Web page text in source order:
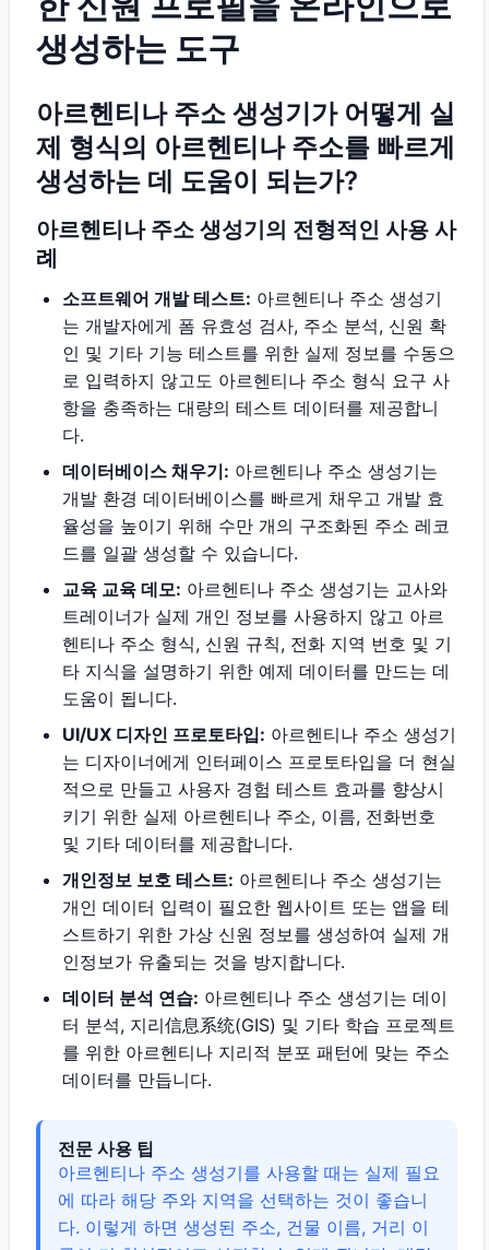
생성하는 도구
아르헨티나 주소 생성기가 어떻게 실
제 형식의 아르헨티나 주소를 빠르게
생성하는 데 도움이 되는가?
아르헨티나 주소 생성기의 전형적인 사용 사
례
소프트웨어 개발 테스트: 아르헨티나 주소 생성기
는 개발자에게 폼 유효성 검사, 주소 분석, 신원 확
인 및 기타 기능 테스트를 위한 실제 정보를 수동으
로 입력하지 않고도 아르헨티나 주소 형식 요구 사
항을 충족하는 대량의 테스트 데이터를 제공합니
다.
데이터베이스 채우기: 아르헨티나 주소 생성기는
개발 환경 데이터베이스를 빠르게 채우고 개발 효
율성을 높이기 위해 수만 개의 구조화된 주소 레코
드를 일괄 생성할 수 있습니다.
교육 교육 데모: 아르헨티나 주소 생성기는 교사와
트레이너가 실제 개인 정보를 사용하지 않고 아르
헨티나 주소 형식, 신원 규칙, 전화 지역 번호 및 기
타 지식을 설명하기 위한 예제 데이터를 만드는 데
도움이 됩니다.
UI/UX 디자인 프로토타입: 아르헨티나 주소 생성기
는 디자이너에게 인터페이스 프로토타입을 더 현실
적으로 만들고 사용자 경험 테스트 효과를 향상시
키기 위한 실제 아르헨티나 주소, 이름, 전화번호
및 기타 데이터를 제공합니다.
개인정보 보호 테스트: 아르헨티나 주소 생성기는
개인 데이터 입력이 필요한 웹사이트 또는 앱을 테
스트하기 위한 가상 신원 정보를 생성하여 실제 개
인정보가 유출되는 것을 방지합니다.
데이터 분석 연습: 아르헨티나 주소 생성기는 데이
터 분석, 지리信息系统(GIS) 및 기타 학습 프로젝트
를 위한 아르헨티나 지리적 분포 패턴에 맞는 주소
데이터를 만듭니다.
전문 사용 팁
아르헨티나 주소 생성기를 사용할 때는 실제 필요
에 따라 해당 주와 지역을 선택하는 것이 좋습니
다. 이렇게 하면 생성된 주소, 건물 이름, 거리 이